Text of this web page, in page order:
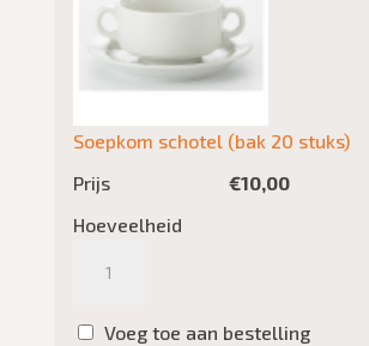
Soepkom schotel (bak 20 stuks)
Prijs
€10,00
Hoeveelheid
Voeg toe aan bestelling